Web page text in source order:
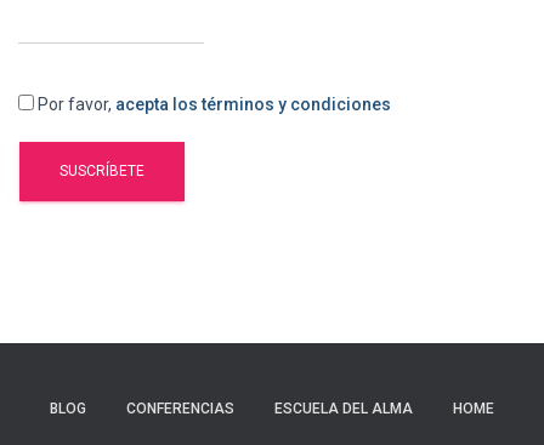
Por favor, acepta los términos y condiciones
BLOG CONFERENCIAS ESCUELA DEL ALMA HOME